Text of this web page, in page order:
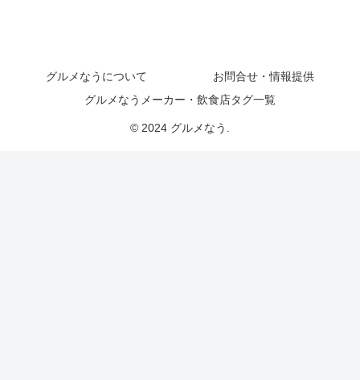
グルメなうについて
お問合せ・情報提供
グルメなうメーカー・飲食店タグ一覧
© 2024 グルメなう.